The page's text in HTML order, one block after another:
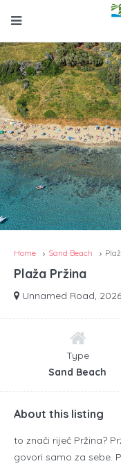
Home Sand Beach
Plaža Pržina
Unnamed Road,
Type
Sand Beach
About this listing
to znači riječ Pržina?
govori samo za sebe.